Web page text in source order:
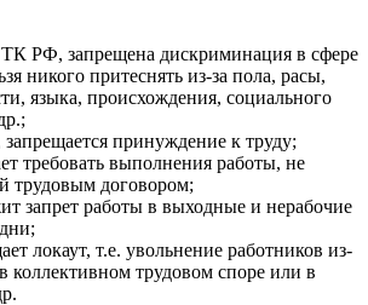
ТК РФ, запрещена дискриминация в сфере
никого притеснять из-за пола, расы,
языка, происхождения, социального
запрещается принуждение к труду;
требовать выполнения работы, не
трудовым договором;
запрет работы в выходные и нерабочие
локаут, т.е. увольнение работников из-
коллективном трудовом споре или в